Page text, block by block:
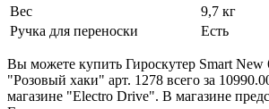
Вес
9,7 кг
Ручка для переноски
Есть
Вы можете купить Гироскутер Smart
"Розовый хаки" арт. 1278 всего за
магазине "Electro Drive". В магазине